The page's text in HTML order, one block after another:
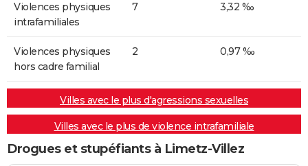
Violences physiques
intrafamiliales
7 3,32 ‰
Violences physiques
hors cadre familial
2 0,97 ‰
Villes avec le plus d'agressions sexuelles
Villes avec le plus de violence intrafamiliale
Drogues et stupéfiants à Limetz-Villez